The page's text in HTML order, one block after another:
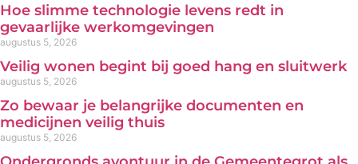
Hoe slimme technologie levens redt in
gevaarlijke werkomgevingen
augustus 5, 2026
Veilig wonen begint bij goed hang en sluitwerk
augustus 5, 2026
Zo bewaar je belangrijke documenten en
medicijnen veilig thuis
augustus 5, 2026